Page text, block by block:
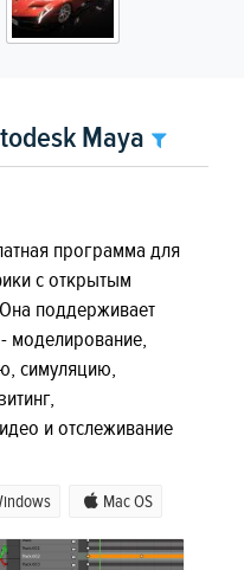
Maya
программа для
с открытым
поддерживает
моделирование,
симуляцию,
и отслеживание
Mac OS